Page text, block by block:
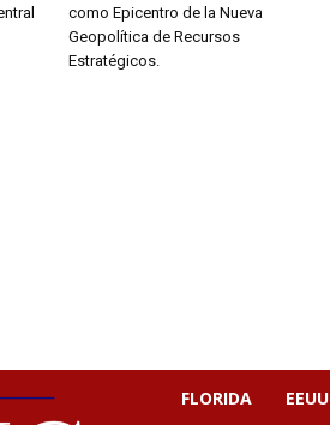
como Epicentro de la Nueva
Geopolítica de Recursos
Estratégicos.
FLORIDA EEUU